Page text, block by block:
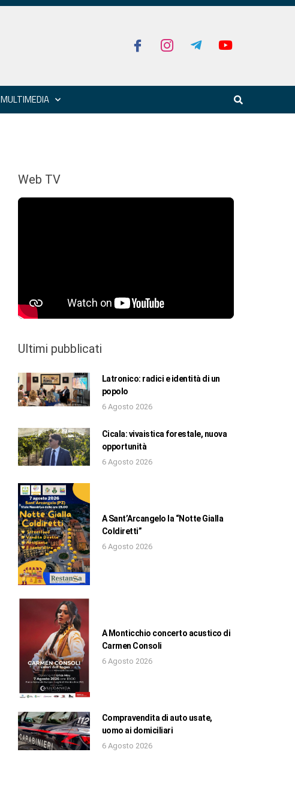
MULTIMEDIA
Web TV
Ultimi pubblicati
Latronico: radici e identità di un
popolo
6 Agosto 2026
Cicala: vivaistica forestale, nuova
opportunità
6 Agosto 2026
A Sant’Arcangelo la “Notte Gialla
Coldiretti”
6 Agosto 2026
A Monticchio concerto acustico di
Carmen Consoli
6 Agosto 2026
Compravendita di auto usate,
uomo ai domiciliari
6 Agosto 2026